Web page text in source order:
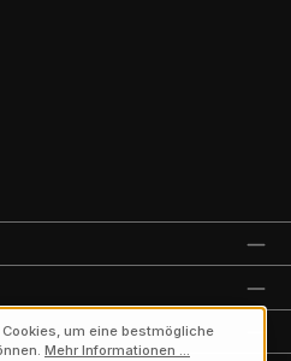
um eine bestmögliche
Mehr Informationen ...